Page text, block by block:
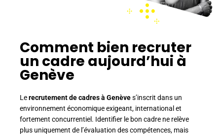
Comment bien recruter
un cadre aujourd’hui à
Genève
Lerecrutement de cadres à Genèves’inscrit dans un
environnement économique exigeant, international et
fortement concurrentiel. Identifier le bon cadre ne relève
plus uniquement de l’évaluation des compétences, mais